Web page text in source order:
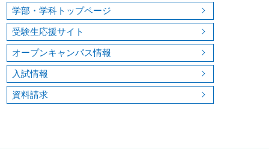
学部・学科トップページ
受験生応援サイト
オープンキャンパス情報
入試情報
資料請求